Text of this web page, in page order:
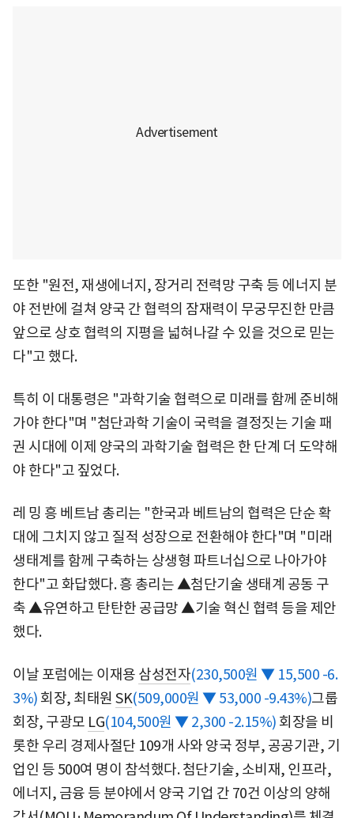
또한 "원전, 재생에너지, 장거리 전력망 구축 등 에너지 분
야 전반에 걸쳐 양국 간 협력의 잠재력이 무궁무진한 만큼
앞으로 상호 협력의 지평을 넓혀나갈 수 있을 것으로 믿는
다"고 했다.
특히 이 대통령은 "과학기술 협력으로 미래를 함께 준비해
가야 한다"며 "첨단과학 기술이 국력을 결정짓는 기술 패
권 시대에 이제 양국의 과학기술 협력은 한 단계 더 도약해
야 한다"고 짚었다.
레 밍 흥 베트남 총리는 "한국과 베트남의 협력은 단순 확
대에 그치지 않고 질적 성장으로 전환해야 한다"며 "미래
생태계를 함께 구축하는 상생형 파트너십으로 나아가야
한다"고 화답했다. 흥 총리는 ▲첨단기술 생태계 공동 구
축 ▲유연하고 탄탄한 공급망 ▲기술 혁신 협력 등을 제안
했다.
이날 포럼에는 이재용 삼성전자(230,500원 ▼ 15,500 -6.
3%) 회장, 최태원 SK(509,000원 ▼ 53,000 -9.43%)그룹
회장, 구광모 LG(104,500원 ▼ 2,300 -2.15%) 회장을 비
롯한 우리 경제사절단 109개 사와 양국 정부, 공공기관, 기
업인 등 500여 명이 참석했다. 첨단기술, 소비재, 인프라,
에너지, 금융 등 분야에서 양국 기업 간 70건 이상의 양해